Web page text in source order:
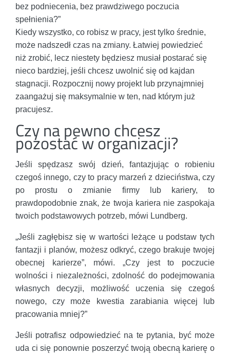
bez podniecenia, bez prawdziwego poczucia
spełnienia?”
Kiedy wszystko, co robisz w pracy, jest tylko średnie,
może nadszedł czas na zmiany. Łatwiej powiedzieć
niż zrobić, lecz niestety będziesz musiał postarać się
nieco bardziej, jeśli chcesz uwolnić się od kajdan
stagnacji. Rozpocznij nowy projekt lub przynajmniej
zaangażuj się maksymalnie w ten, nad którym już
pracujesz.
Czy na pewno chcesz
pozostać w organizacji?
Jeśli spędzasz swój dzień, fantazjując o robieniu
czegoś innego, czy to pracy marzeń z dzieciństwa, czy
po prostu o zmianie firmy lub kariery, to
prawdopodobnie znak, że twoja kariera nie zaspokaja
twoich podstawowych potrzeb, mówi Lundberg.
„Jeśli zagłębisz się w wartości leżące u podstaw tych
fantazji i planów, możesz odkryć, czego brakuje twojej
obecnej karierze”, mówi. „Czy jest to poczucie
wolności i niezależności, zdolność do podejmowania
własnych decyzji, możliwość uczenia się czegoś
nowego, czy może kwestia zarabiania więcej lub
pracowania mniej?”
Jeśli potrafisz odpowiedzieć na te pytania, być może
uda ci się ponownie poszerzyć twoją obecną karierę o